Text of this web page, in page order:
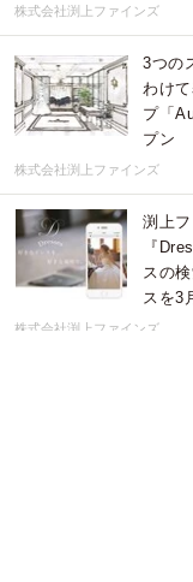
株式会社渕上ファインズ
3つの
わけ
プ「
プン
株式会社渕上ファインズ
渕上
『
スの
スを3
株式会社渕上ファインズ